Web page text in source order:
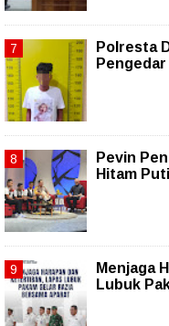
Polresta
Pevin
Hitam
Menjaga
Lubuk